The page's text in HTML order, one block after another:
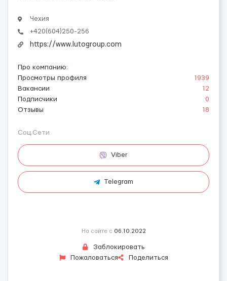
Чехия
+420(604)250-256
https://www.lutogroup.com
Про компанию:
Просмотры профиля
1939
Вакансии
12
Подписчики
0
Отзывы
18
Соц.Сети
Viber
Telegram
На сайте с 06.10.2022
Заблокировать
Пожаловаться
Поделиться